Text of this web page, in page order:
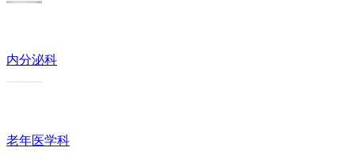
内分泌科
老年医学科